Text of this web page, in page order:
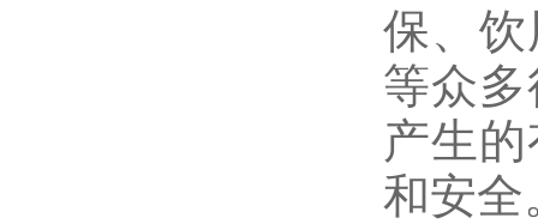
保、
等众
产生
和安全